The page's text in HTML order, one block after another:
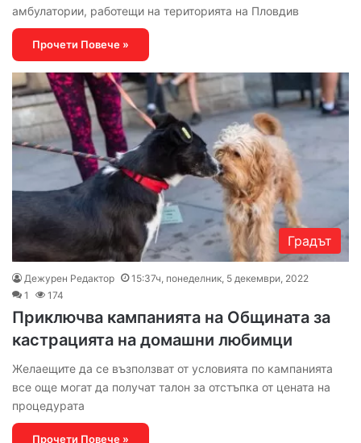
амбулатории, работещи на територията на Пловдив
Прочети Повече »
Градът
Дежурен Редактор
15:37ч, понеделник, 5 декември, 2022
1
174
Приключва кампанията на Общината за
кастрацията на домашни любимци
Желаещите да се възползват от условията по кампанията
все още могат да получат талон за отстъпка от цената на
процедурата
Прочети Повече »